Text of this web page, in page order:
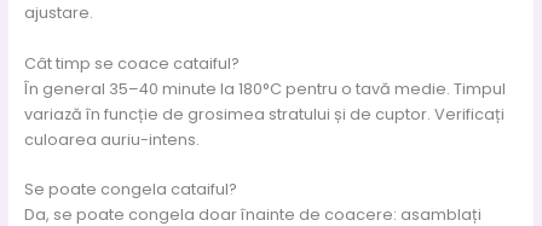
ajustare.
Cât timp se coace cataiful?
În general 35–40 minute la 180°C pentru o tavă medie. Timpul
variază în funcție de grosimea stratului și de cuptor. Verificați
culoarea auriu-intens.
Se poate congela cataiful?
Da, se poate congela doar înainte de coacere: asamblați